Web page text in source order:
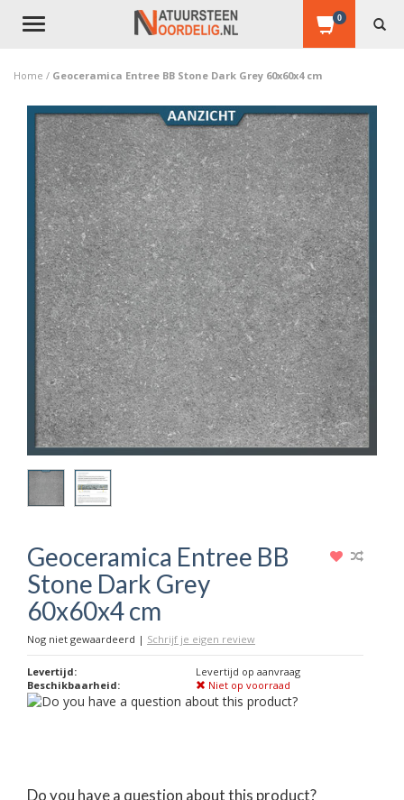
Toggle
0
Home / Geoceramica Entree BB Stone Dark Grey 60x60x4 cm
Geoceramica Entree BB
Stone Dark Grey
60x60x4 cm
Nog niet gewaardeerd | Schrijf je eigen review
Levertijd:
Levertijd op aanvraag
Beschikbaarheid:
Niet op voorraad
Do you have a question about this product?